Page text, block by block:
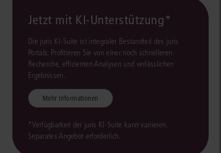
Jetzt mit KI-Unterstützung*
Die juris KI-Suite ist integraler Bestandteil des juris
Portals. Profitieren Sie von einer noch schnelleren
Recherche, effizienten Analysen und verlässlichen
Ergebnissen.
Mehr Informationen
*Verfügbarkeit der juris KI-Suite kann variieren.
Separates Angebot erforderlich.